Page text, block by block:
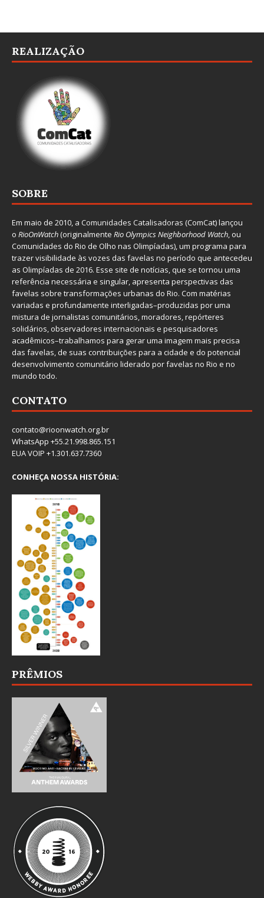
REALIZAÇÃO
SOBRE
Em maio de 2010, a Comunidades Catalisadoras (ComCat) lançou
o RioOnWatch(originalmente Rio Olympics Neighborhood Watch, ou
Comunidades do Rio de Olho nas Olimpíadas), um programa para
trazer visibilidade às vozes das favelas no período que antecedeu
as Olimpíadas de 2016. Esse site de notícias, que se tornou uma
referência necessária e singular, apresenta perspectivas das
favelas sobre transformações urbanas do Rio. Com matérias
variadas e profundamente interligadas–produzidas por uma
mistura de jornalistas comunitários, moradores, repórteres
solidários, observadores internacionais e pesquisadores
acadêmicos–trabalhamos para gerar uma imagem mais precisa
das favelas, de suas contribuições para a cidade e do potencial
desenvolvimento comunitário liderado por favelas no Rio e no
mundo todo.
CONTATO
contato@rioonwatch.org.br
WhatsApp +55.21.998.865.151
EUA VOIP +1.301.637.7360
CONHEÇA NOSSA HISTÓRIA:
PRÊMIOS